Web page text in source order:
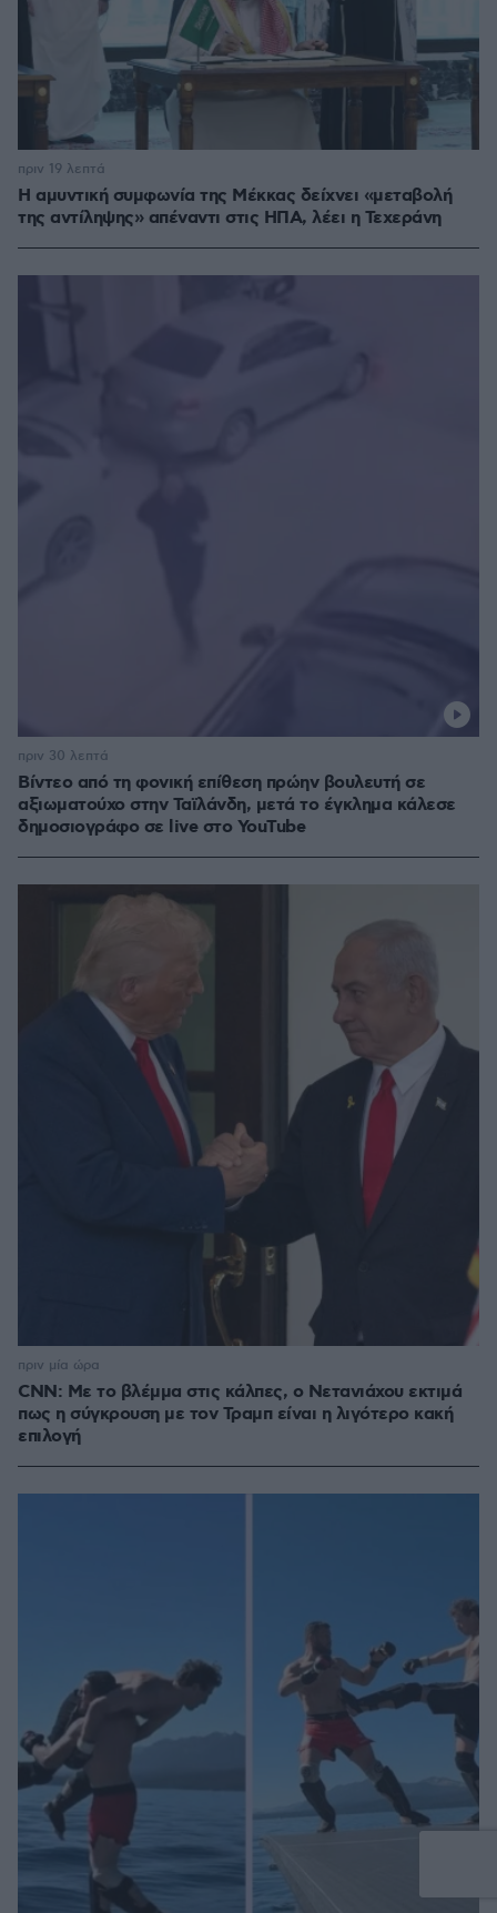
Η αμυντική συμφωνία της Μέκκας δείχνει «μεταβολή
της αντίληψης» απέναντι στις ΗΠΑ, λέει η Τεχεράνη
πριν 19 λεπτά
Βίντεο από τη φονική επίθεση πρώην βουλευτή σε
αξιωματούχο στην Ταϊλάνδη, μετά το έγκλημα κάλεσε
δημοσιογράφο σε live στο YouTube
πριν 30 λεπτά
CNN: Με το βλέμμα στις κάλπες, ο Νετανιάχου εκτιμά
πως η σύγκρουση με τον Τραμπ είναι η λιγότερο κακή
επιλογή
πριν μία ώρα